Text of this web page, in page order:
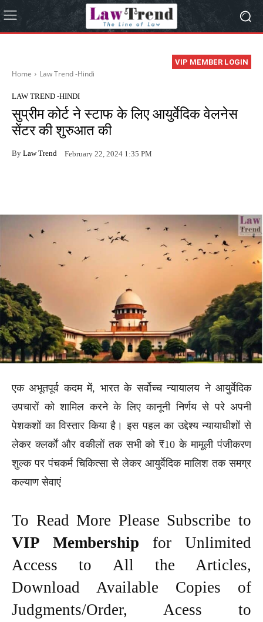
VIP MEMBER LOGIN
Home Law Trend -Hindi
LAW TREND -HINDI
सुप्रीम कोर्ट ने स्टाफ के लिए आयुर्वेदिक वेलनेस
सेंटर की शुरुआत की
By Law Trend February 22, 2024 1:35 PM
एक अभूतपूर्व कदम में, भारत के सर्वोच्च न्यायालय ने आयुर्वेदिक
उपचारों को शामिल करने के लिए कानूनी निर्णय से परे अपनी
पेशकशों का विस्तार किया है। इस पहल का उद्देश्य न्यायाधीशों से
लेकर क्लर्कों और वकीलों तक सभी को ₹10 के मामूली पंजीकरण
शुल्क पर पंचकर्म चिकित्सा से लेकर आयुर्वेदिक मालिश तक समग्र
कल्याण सेवाएं
To Read More Please Subscribe to
VIP Membership for Unlimited
Access to All the Articles,
Download Available Copies of
Judgments/Order, Acess to